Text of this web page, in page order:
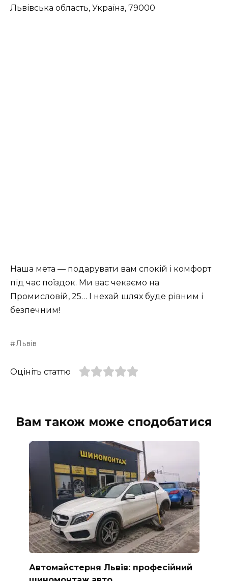
Львівська область, Україна, 79000
Наша мета — подарувати вам спокій і комфорт
під час поїздок. Ми вас чекаємо на
Промисловій, 25… І нехай шлях буде рівним і
безпечним!
Львів
Оцініть статтю
Вам також може сподобатися
Автомайстерня Львів: професійний